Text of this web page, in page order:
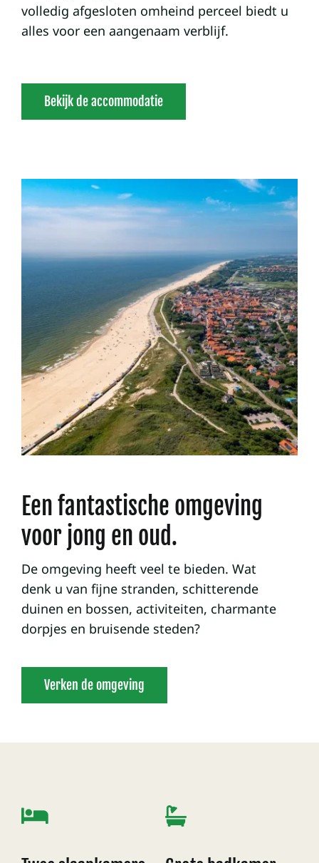
volledig afgesloten omheind perceel biedt u
alles voor een aangenaam verblijf.
Bekijk de accommodatie
Een fantastische omgeving
voor jong en oud.
De omgeving heeft veel te bieden. Wat
denk u van fijne stranden, schitterende
duinen en bossen, activiteiten, charmante
dorpjes en bruisende steden?
Verken de omgeving